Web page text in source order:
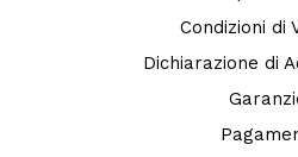
Condizioni di
Dichiarazione di